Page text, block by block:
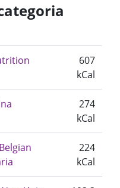
607
kCal
274
kCal
224
kCal